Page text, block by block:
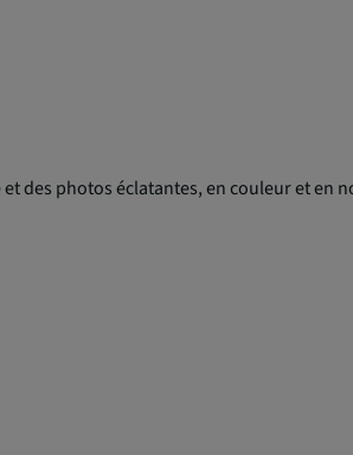
des photos éclatantes, en couleur et en